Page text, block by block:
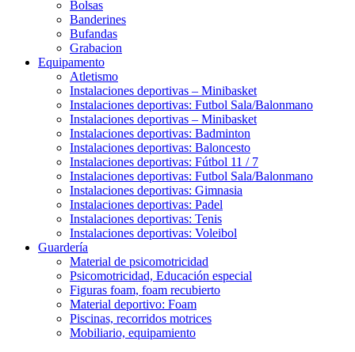
Bolsas
Banderines
Bufandas
Grabacion
Equipamento
Atletismo
Instalaciones deportivas – Minibasket
Instalaciones deportivas: Futbol Sala/Balonmano
Instalaciones deportivas – Minibasket
Instalaciones deportivas: Badminton
Instalaciones deportivas: Baloncesto
Instalaciones deportivas: Fútbol 11 / 7
Instalaciones deportivas: Futbol Sala/Balonmano
Instalaciones deportivas: Gimnasia
Instalaciones deportivas: Padel
Instalaciones deportivas: Tenis
Instalaciones deportivas: Voleibol
Guardería
Material de psicomotricidad
Psicomotricidad, Educación especial
Figuras foam, foam recubierto
Material deportivo: Foam
Piscinas, recorridos motrices
Mobiliario, equipamiento